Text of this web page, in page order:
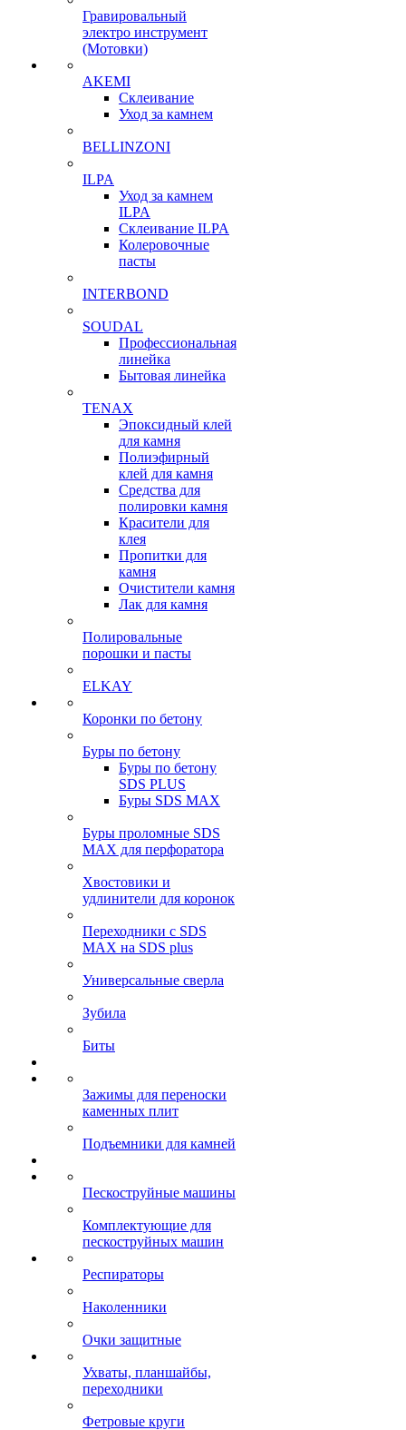
Гравировальный
электро инструмент
(Мотовки)
AKEMI
Склеивание
Уход за камнем
BELLINZONI
ILPA
Уход за камнем
ILPA
Склеивание ILPA
Колеровочные
пасты
INTERBOND
SOUDAL
Профессиональная
линейка
Бытовая линейка
TENAX
Эпоксидный клей
для камня
Полиэфирный
клей для камня
Средства для
полировки камня
Красители для
клея
Пропитки для
камня
Очистители камня
Лак для камня
Полировальные
порошки и пасты
ELKAY
Коронки по бетону
Буры по бетону
Буры по бетону
SDS PLUS
Буры SDS MAX
Буры проломные SDS
MAX для перфоратора
Хвостовики и
удлинители для коронок
Переходники с SDS
MAX на SDS plus
Универсальные сверла
Зубила
Биты
Зажимы для переноски
каменных плит
Подъемники для камней
Пескоструйные машины
Комплектующие для
пескоструйных машин
Респираторы
Наколенники
Очки защитные
Ухваты, планшайбы,
переходники
Фетровые круги